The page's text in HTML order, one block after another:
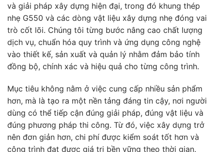
và giải pháp xây dựng hiện đại, trong đó khung thép
nhẹ G550 và các dòng vật liệu xây dựng nhẹ đóng vai
trò cốt lõi. Chúng tôi từng bước nâng cao chất lượng
dịch vụ, chuẩn hóa quy trình và ứng dụng công nghệ
vào thiết kế, sản xuất và quản lý nhằm đảm bảo tính
đồng bộ, chính xác và hiệu quả cho từng công trình.
Mục tiêu không nằm ở việc cung cấp nhiều sản phẩm
hơn, mà là tạo ra một nền tảng đáng tin cậy, nơi người
dùng có thể tiếp cận đúng giải pháp, đúng vật liệu và
đúng phương pháp thi công. Từ đó, việc xây dựng trở
nên đơn giản hơn, chi phí được kiểm soát tốt hơn và
công trình đạt được giá trị bền vững theo thời gian.